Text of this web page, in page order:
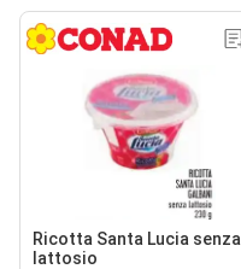
Ricotta Santa Lucia senza
lattosio